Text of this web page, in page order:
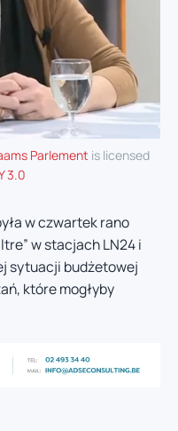
Parlement is licensed
3.0
w czwartek rano
w stacjach LN24 i
sytuacji budżetowej
które mogłyby